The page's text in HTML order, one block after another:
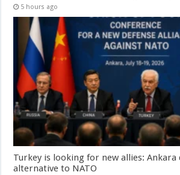
5 hours ago
Turkey is looking for new allies: Ankara
alternative to NATO